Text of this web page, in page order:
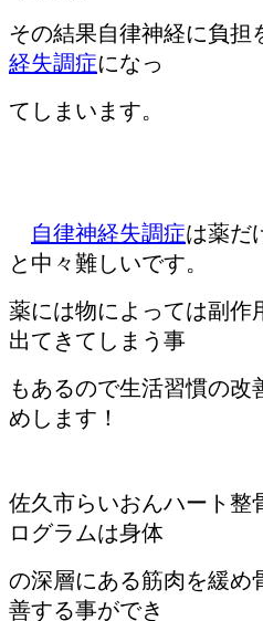
その結果自律神経に負担
経失調症になっ
てしまいます。
自律神経失調症は薬だ
と中々難しいです。
薬には物によっては副作
出てきてしまう事
もあるので生活習慣の改
めします！
佐久市らいおんハート整
ログラムは身体
の深層にある筋肉を緩め
善する事ができ